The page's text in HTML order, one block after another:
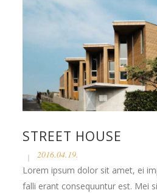
STREET HOUSE
2016.04.19.
Lorem ipsum dolor sit amet, ei
falli erant consequuntur est. Mei